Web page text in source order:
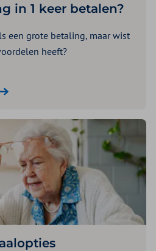
in 1 keer betalen?
een grote betaling, maar wist
heeft?